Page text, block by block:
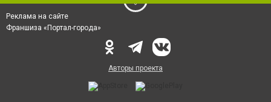
Реклама на сайте
Франшиза «Портал-города»
Авторы проекта